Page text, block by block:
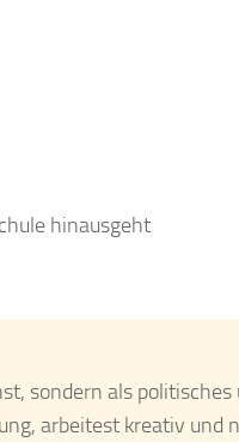
hinausgeht
sondern als politisches
arbeitest kreativ und